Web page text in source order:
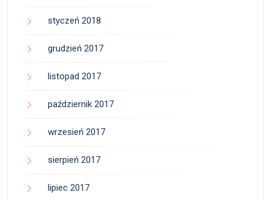
styczeń 2018
grudzień 2017
listopad 2017
październik 2017
wrzesień 2017
sierpień 2017
lipiec 2017